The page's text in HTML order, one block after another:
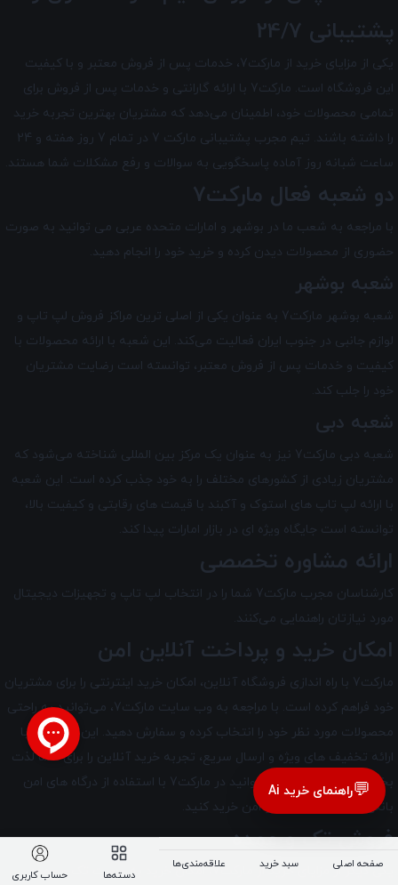
💬راهنمای خرید Ai
پشتیبانی 24/7
یکی از مزایای خرید از مارکت7، خدمات پس از فروش معتبر و با کیفیت
این فروشگاه است. مارکت7 با ارائه گارانتی و خدمات پس از فروش برای
تمامی محصولات خود، اطمینان می‌دهد که مشتریان بهترین تجربه خرید
را داشته باشند. تیم مجرب پشتیبانی مارکت 7 در تمام 7 روز هفته و 24
ساعت شبانه ‌روز آماده پاسخگویی به سوالات و رفع مشکلات شما هستند.
دو شعبه فعال مارکت7
با مراجعه به شعب ما در بوشهر و امارات متحده عربی می توانید به صورت
حضوری از محصولات دیدن کرده و خرید خود را انجام دهید.
شعبه بوشهر
شعبه بوشهر مارکت7 به عنوان یکی از اصلی ترین مراکز فروش لپ تاپ و
لوازم جانبی در جنوب ایران فعالیت می‌کند. این شعبه با ارائه محصولات با
کیفیت و خدمات پس از فروش معتبر، توانسته است رضایت مشتریان
خود را جلب کند.
شعبه دبی
شعبه دبی مارکت7 نیز به عنوان یک مرکز بین‌ المللی شناخته می‌شود که
مشتریان زیادی از کشورهای مختلف را به خود جذب کرده است. این شعبه
با ارائه لپ تاپ های استوک و آکبند با قیمت های رقابتی و کیفیت بالا،
توانسته است جایگاه ویژه ای در بازار امارات پیدا کند.
ارائه مشاوره تخصصی
کارشناسان مجرب مارکت7 شما را در انتخاب لپ ‌تاپ و تجهیزات دیجیتال
مورد نیازتان راهنمایی می‌کنند.
امکان خرید و پرداخت آنلاین امن
مارکت7 با راه ‌اندازی فروشگاه آنلاین، امکان خرید اینترنتی را برای مشتریان
خود فراهم کرده است. با مراجعه به وب سایت مارکت7، می‌توانید به راحتی
محصولات مورد نظر خود را انتخاب کرده و سفارش دهید. این فروشگاه با
ارائه تخفیف های ویژه و ارسال سریع، تجربه خرید آنلاین را برای شما لذت
بخش تر می‌کند. شما می‌توانید در مارکت7 با استفاده از درگاه‌ های امن
بانکی به صورت آنلاین و امن خرید کنید.
فروش تک و عمده
یکی دیگر از مزایای خرید از مارکت7، امکان خرید به صورت تک و عمده صفحه اصلی سبد خرید
علاقه‌مندی‌ها
دسته‌ها
حساب کاربری